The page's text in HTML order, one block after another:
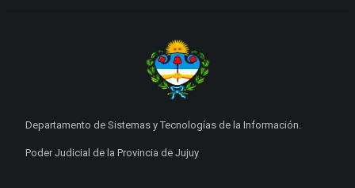
Departamento de Sistemas y Tecnologías de la Información.
Poder Judicial de la Provincia de Jujuy